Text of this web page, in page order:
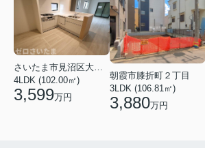
さいたま市見沼区大字蓮沼
4LDK (102.00㎡)
3,599万円
朝霞市膝折町２丁目
3LDK (106.81㎡)
3,880万円